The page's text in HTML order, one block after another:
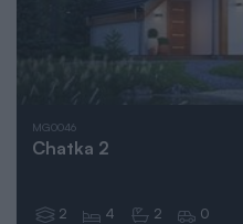
MG0046
Chatka 2
2 4 2 0